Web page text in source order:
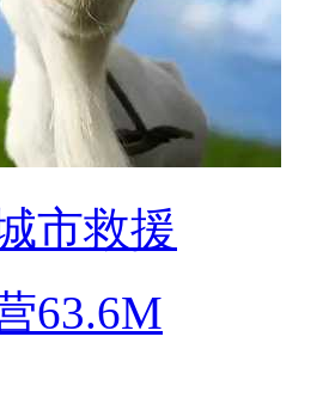
市救援
63.6M